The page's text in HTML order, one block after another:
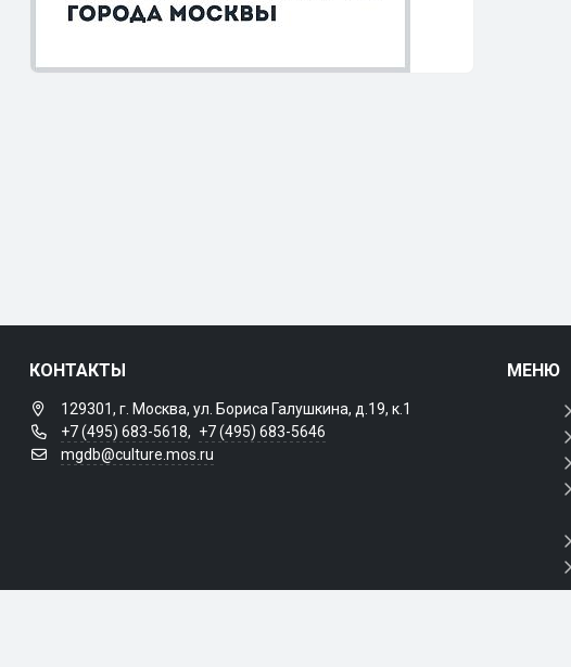
КОНТАКТЫ
129301, г. Москва, ул. Бориса Галушкина, д.19, к.1
+7 (495) 683-5618, +7 (495) 683-5646
mgdb@culture.mos.ru
МЕНЮ